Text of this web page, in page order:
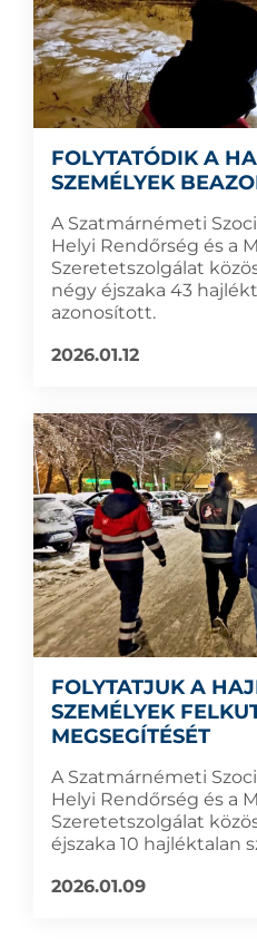
FOLYTATÓDIK A
SZEMÉLYEK
A Szatmárnémeti
Helyi Rendőrség és a
Szeretetszolgálat
négy éjszaka 43
azonosított.
2026.01.12
FOLYTATJUK A
SZEMÉLYEK
MEGSEGÍTÉSÉT
A Szatmárnémeti
Helyi Rendőrség és a
Szeretetszolgálat
éjszaka 10 hajléktalan
2026.01.09